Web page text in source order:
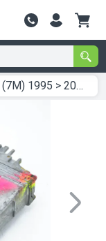
Contactează-
2010 028906021JJ
Next